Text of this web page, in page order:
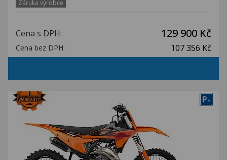
Záruka výrobce
Cena s DPH: 129 900 Kč
Cena bez DPH: 107 356 Kč
P+